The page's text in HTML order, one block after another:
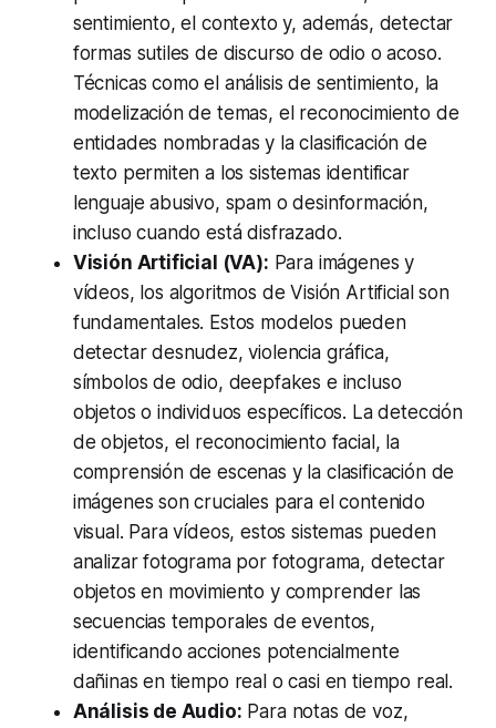
sentimiento, el contexto y, además, detectar
formas sutiles de discurso de odio o acoso.
Técnicas como el análisis de sentimiento, la
modelización de temas, el reconocimiento de
entidades nombradas y la clasificación de
texto permiten a los sistemas identificar
lenguaje abusivo, spam o desinformación,
incluso cuando está disfrazado.
Visión Artificial (VA): Para imágenes y
vídeos, los algoritmos de Visión Artificial son
fundamentales. Estos modelos pueden
detectar desnudez, violencia gráfica,
símbolos de odio, deepfakes e incluso
objetos o individuos específicos. La detección
de objetos, el reconocimiento facial, la
comprensión de escenas y la clasificación de
imágenes son cruciales para el contenido
visual. Para vídeos, estos sistemas pueden
analizar fotograma por fotograma, detectar
objetos en movimiento y comprender las
secuencias temporales de eventos,
identificando acciones potencialmente
dañinas en tiempo real o casi en tiempo real.
Análisis de Audio: Para notas de voz,